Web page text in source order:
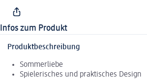
Infos zum Produkt
Produktbeschreibung
Sommerliebe
Spielerisches und praktisches Design